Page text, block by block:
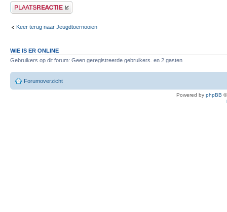
Plaats een reactie
Keer terug naar Jeugdtoernooien
WIE IS ER ONLINE
Gebruikers op dit forum: Geen geregistreerde gebruikers. en 2 gasten
Forumoverzicht
Powered by phpBB